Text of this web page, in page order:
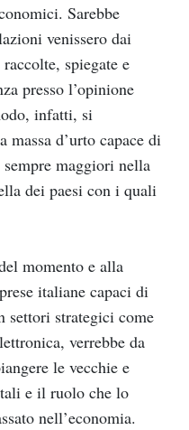
Sarebbe
venissero dai
spiegate e
presso l’opinione
infatti, si
massa d’urto capace di
maggiori nella
dei paesi con i quali
momento e alla
italiane capaci di
strategici come
verrebbe da
le vecchie e
e il ruolo che lo
nell’economia.